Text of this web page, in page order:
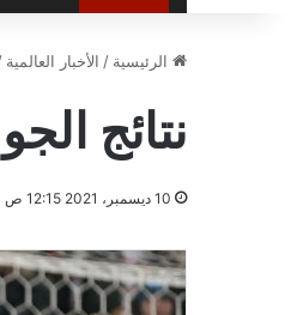
مركز
الرئيسية / الأخبار العالمية
نتائج
10 ديسمبر، 2021 12:15 ص